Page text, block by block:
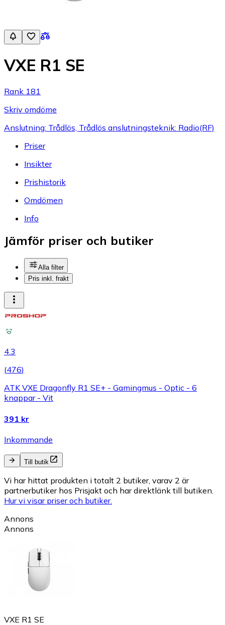
VXE R1 SE
Rank 181
Skriv omdöme
Anslutning: Trådlös, Trådlös anslutningsteknik: Radio(RF)
Priser
Insikter
Prishistorik
Omdömen
Info
Jämför priser och butiker
Alla filter
Pris inkl. frakt
4.3
(476)
ATK VXE Dragonfly R1 SE+ - Gamingmus - Optic - 6
knappar - Vit
391 kr
Inkommande
Till butik
Vi har hittat produkten i totalt 2 butiker, varav 2 är
partnerbutiker hos Prisjakt och har direktlänk till butiken.
Hur vi visar priser och butiker.
Annons
Annons
VXE R1 SE